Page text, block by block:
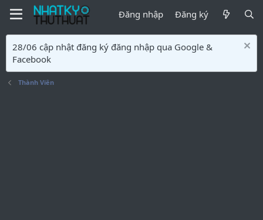
Đăng nhập Đăng ký
28/06 cập nhật đăng ký đăng nhập qua Google &
Facebook
Thành Viên